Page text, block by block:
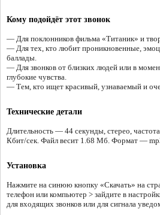
Кому подойдёт этот звонок
— Для поклонников фильма «Титаник» и
— Для тех, кто любит проникновенные,
баллады.
— Для звонков от близких людей или в
глубокие чувства.
— Тем, кто ищет красивый, узнаваемый и
Технические детали
Длительность — 44 секунды, стерео,
Кбит/сек. Файл весит 1.68 Мб. Формат —
Установка
Нажмите на синюю кнопку «Скачать» на
телефон или компьютер > зайдите в
для входящих звонков или для сигнала